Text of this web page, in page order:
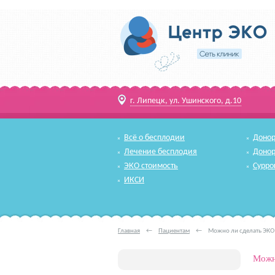
г. Липецк, ул. Ушинского, д.10
Всё о бесплодии
Лечение бесплодия
ЭКО стоимость
ИКСИ
Главная ← Пациентам ← Можно ли сделать ЭКО